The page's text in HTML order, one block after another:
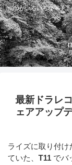
motoがいろいろな電子
最新ドラレ
ェアアップ
ライズに取り付
ていた、 T11 でバ